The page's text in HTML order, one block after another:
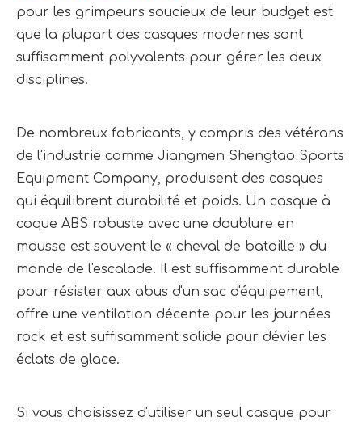
pour les grimpeurs soucieux de leur budget est
que la plupart des casques modernes sont
suffisamment polyvalents pour gérer les deux
disciplines.
De nombreux fabricants, y compris des vétérans
de l'industrie comme Jiangmen Shengtao Sports
Equipment Company, produisent des casques
qui équilibrent durabilité et poids. Un casque à
coque ABS robuste avec une doublure en
mousse est souvent le « cheval de bataille » du
monde de l'escalade. Il est suffisamment durable
pour résister aux abus d'un sac d'équipement,
offre une ventilation décente pour les journées
rock et est suffisamment solide pour dévier les
éclats de glace.
Si vous choisissez d'utiliser un seul casque pour